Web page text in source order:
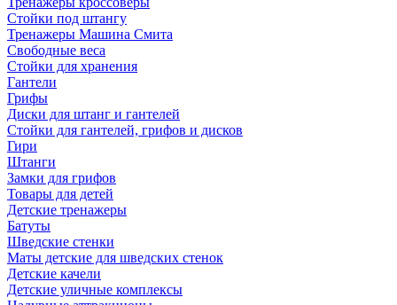
Стойки под штангу
Тренажеры Машина Смита
Свободные веса
Стойки для хранения
Гантели
Грифы
Диски для штанг и гантелей
Стойки для гантелей, грифов и дисков
Гири
Штанги
Замки для грифов
Товары для детей
Детские тренажеры
Батуты
Шведские стенки
Маты детские для шведских стенок
Детские качели
Детские уличные комплексы